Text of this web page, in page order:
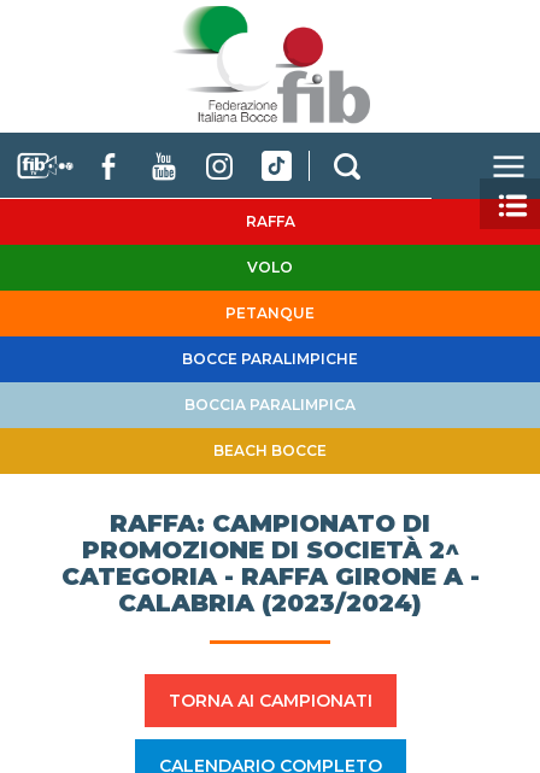
RAFFA
VOLO
PETANQUE
BOCCE PARALIMPICHE
BOCCIA PARALIMPICA
BEACH BOCCE
RAFFA: CAMPIONATO DI
PROMOZIONE DI SOCIETÀ 2^
CATEGORIA - RAFFA GIRONE A -
CALABRIA (2023/2024)
TORNA AI CAMPIONATI
CALENDARIO COMPLETO